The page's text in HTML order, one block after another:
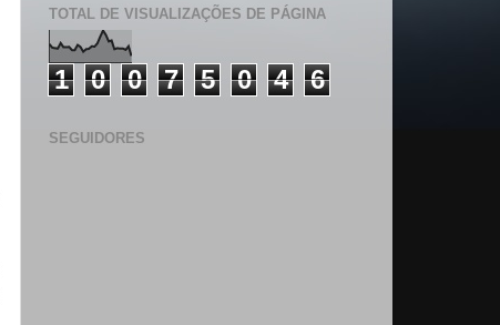
TOTAL DE VISUALIZAÇÕES DE PÁGINA
1 0 0 7 5 0 4 6
SEGUIDORES